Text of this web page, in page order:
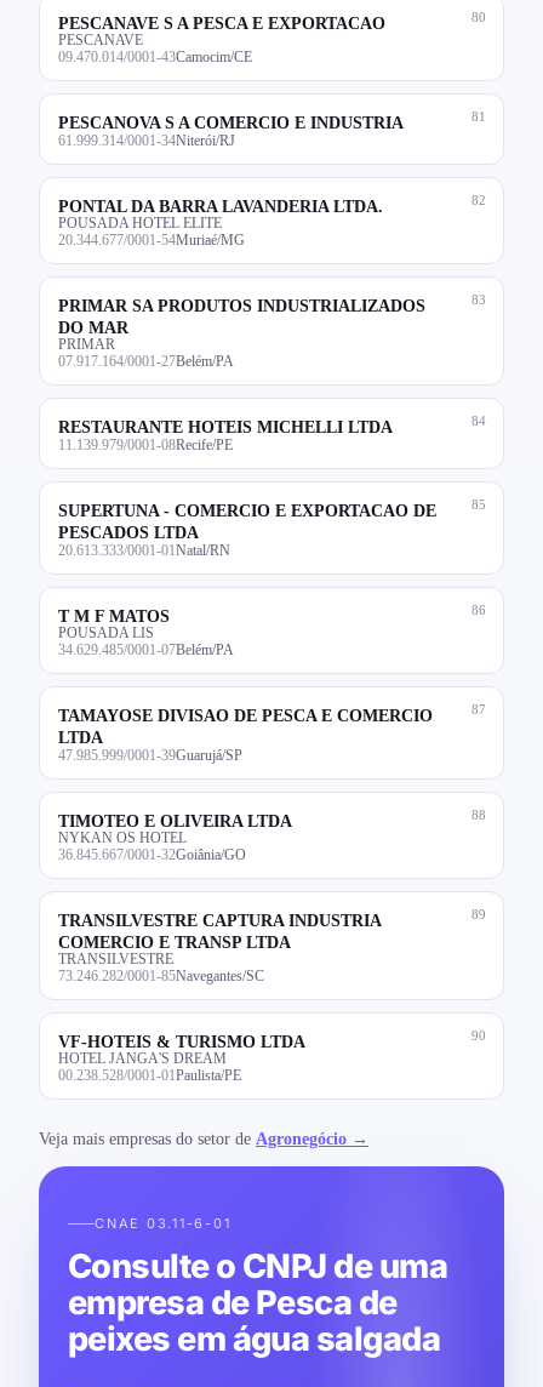
80
PESCANAVE S A PESCA E EXPORTACAO
PESCANAVE
09.470.014/0001-43Camocim/CE
81
PESCANOVA S A COMERCIO E INDUSTRIA
61.999.314/0001-34Niterói/RJ
82
PONTAL DA BARRA LAVANDERIA LTDA.
POUSADA HOTEL ELITE
20.344.677/0001-54Muriaé/MG
83
PRIMAR SA PRODUTOS INDUSTRIALIZADOS
DO MAR
PRIMAR
07.917.164/0001-27Belém/PA
84
RESTAURANTE HOTEIS MICHELLI LTDA
11.139.979/0001-08Recife/PE
85
SUPERTUNA - COMERCIO E EXPORTACAO DE
PESCADOS LTDA
20.613.333/0001-01 Natal/RN
86
T M F MATOS
POUSADA LIS
34.629.485/0001-07Belém/PA
87
TAMAYOSE DIVISAO DE PESCA E COMERCIO
LTDA
47.985.999/0001-39Guarujá/SP
88
TIMOTEO E OLIVEIRA LTDA
NYKAN OS HOTEL
36.845.667/0001-32Goiânia/GO
89
TRANSILVESTRE CAPTURA INDUSTRIA
COMERCIO E TRANSP LTDA
TRANSILVESTRE
73.246.282/0001-85Navegantes/SC
90
VF-HOTEIS & TURISMO LTDA
HOTEL JANGA'S DREAM
00.238.528/0001-01 Paulista/PE
Veja mais empresas do setor de Agronegócio →
CNAE 03.11-6-01
Consulte o CNPJ de uma
empresa de Pesca de
peixes em água salgada